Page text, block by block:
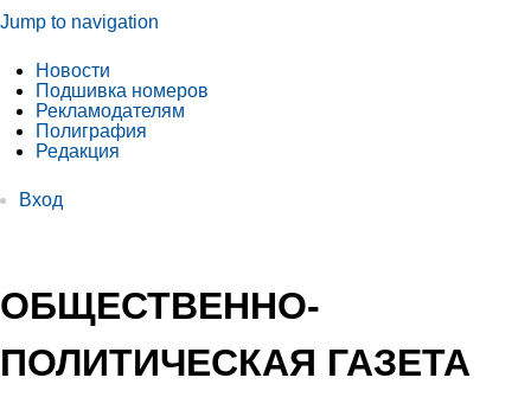
Jump to navigation
Новости
Подшивка номеров
Рекламодателям
Полиграфия
Редакция
Вход
ОБЩЕСТВЕННО-
ПОЛИТИЧЕСКАЯ ГАЗЕТА